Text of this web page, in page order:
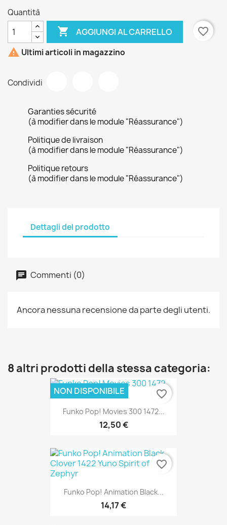
Quantità
 AGGIUNGI AL CARRELLO
favorite_border
 Ultimi articoli in magazzino
Condividi
Garanties sécurité
(à modifier dans le module "Réassurance")
Politique de livraison
(à modifier dans le module "Réassurance")
Politique retours
(à modifier dans le module "Réassurance")
Dettagli del prodotto
Commenti (0)
Ancora nessuna recensione da parte degli utenti.
8 altri prodotti della stessa categoria:
Funko Pop! Movies 300 1472...
12,50 €
NON DISPONIBILE favorite_border
Funko Pop! Animation Black...
14,17 €
favorite_border